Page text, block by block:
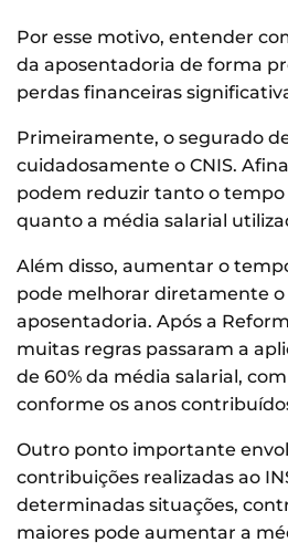
Por esse motivo, entender
da aposentadoria de forma
perdas financeiras
Primeiramente, o segurado
cuidadosamente o CNIS.
podem reduzir tanto o
quanto a média salarial
Além disso, aumentar o
pode melhorar diretamente o
aposentadoria. Após a
muitas regras passaram a
de 60% da média salarial,
conforme os anos
Outro ponto importante
contribuições realizadas ao
determinadas situações,
maiores pode aumentar a